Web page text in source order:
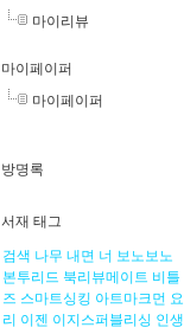
마이리뷰
마이페이퍼
마이페이퍼
방명록
서재 태그
검색 나무 내면 너 보노보노
본투리드 북리뷰메이트 비틀
즈 스마트싱킹 아트마크먼 요
리 이젠 이지스퍼블리싱 인생